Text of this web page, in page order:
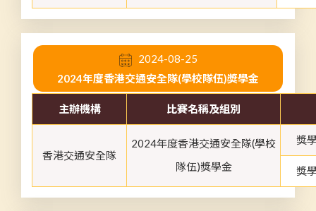
2024-08-25
2024年度香港交通安全隊(學校隊伍)獎學金
主辦機構 比賽名稱及組別
香港交通安全隊
2024年度香港交通安全隊(學校
隊伍)獎學金
獎
獎